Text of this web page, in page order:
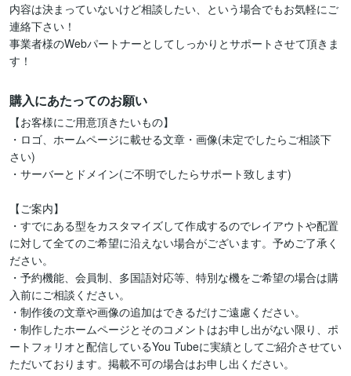
内容は決まっていないけど相談したい、という場合でもお気軽にご
連絡下さい！
事業者様のWebパートナーとしてしっかりとサポートさせて頂きま
す！
購入にあたってのお願い
【お客様にご用意頂きたいもの】
・ロゴ、ホームページに載せる文章・画像(未定でしたらご相談下
さい)
・サーバーとドメイン(ご不明でしたらサポート致します)
【ご案内】
・すでにある型をカスタマイズして作成するのでレイアウトや配置
に対して全てのご希望に沿えない場合がございます。予めご了承く
ださい。
・予約機能、会員制、多国語対応等、特別な機をご希望の場合は購
入前にご相談ください。
・制作後の文章や画像の追加はできるだけご遠慮ください。
・制作したホームページとそのコメントはお申し出がない限り、ポ
ートフォリオと配信しているYou Tubeに実績としてご紹介させてい
ただいております。掲載不可の場合はお申し出ください。